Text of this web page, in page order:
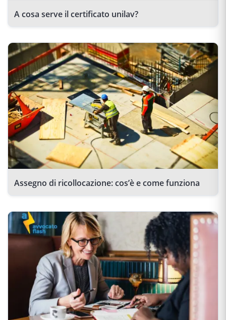
A cosa serve il certificato unilav?
Assegno di ricollocazione: cos’è e come funziona